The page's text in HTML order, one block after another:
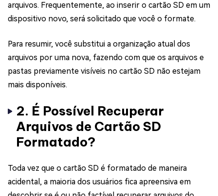
arquivos. Frequentemente, ao inserir o cartão SD em um
dispositivo novo, será solicitado que você o formate.
Para resumir, você substitui a organização atual dos
arquivos por uma nova, fazendo com que os arquivos e
pastas previamente visíveis no cartão SD não estejam
mais disponíveis.
2. É Possível Recuperar
Arquivos de Cartão SD
Formatado?
Toda vez que o cartão SD é formatado de maneira
acidental, a maioria dos usuários fica apreensiva em